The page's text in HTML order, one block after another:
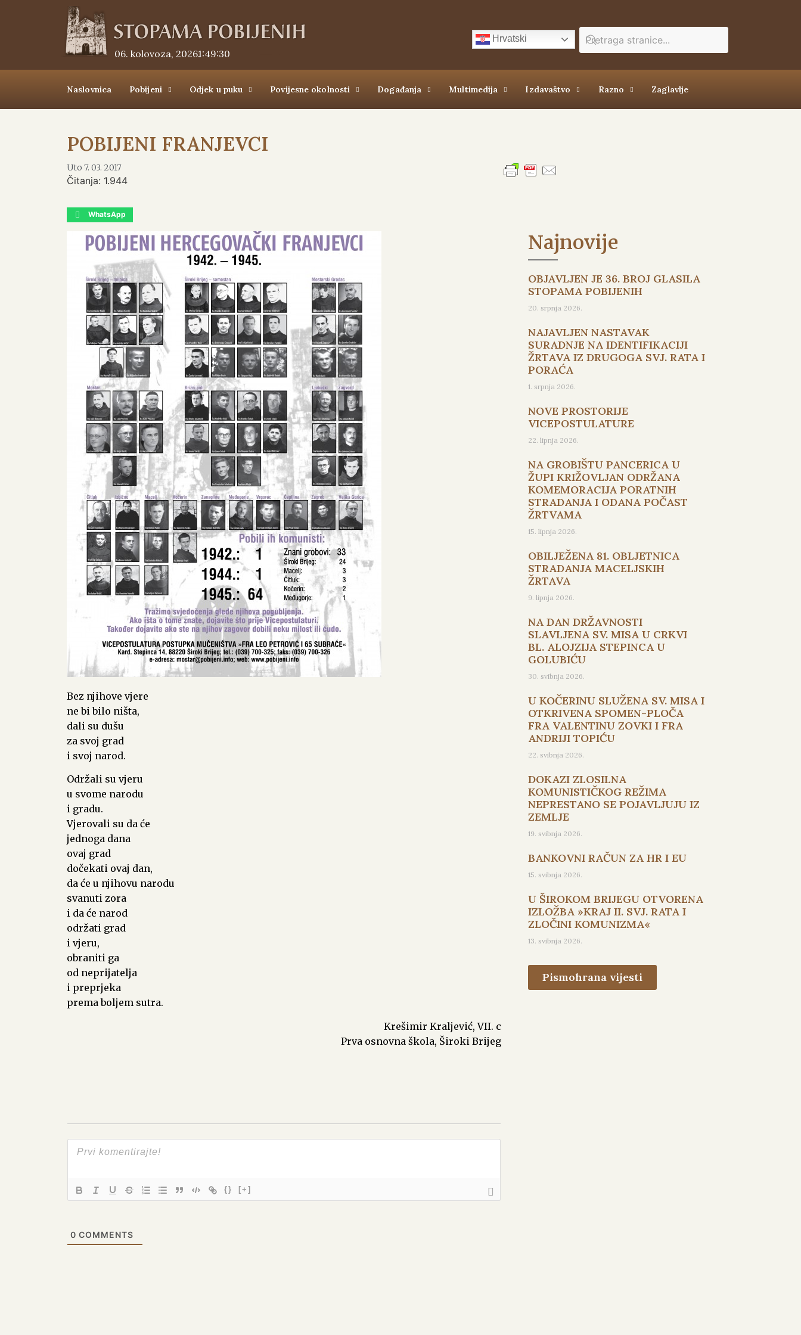
Hrvatski
06. kolovoza, 2026.1:49:30
Naslovnica Pobijeni Odjek u puku Povijesne okolnosti Događanja Multimedija Izdavaštvo Razno Zaglavlje
POBIJENI FRANJEVCI
Uto 7. 03. 2017
Čitanja: 1.944
WhatsApp
Bez njihove vjere
ne bi bilo ništa,
dali su dušu
za svoj grad
i svoj narod.
Održali su vjeru
u svome narodu
i gradu.
Vjerovali su da će
jednoga dana
ovaj grad
dočekati ovaj dan,
da će u njihovu narodu
svanuti zora
i da će narod
održati grad
i vjeru,
obraniti ga
od neprijatelja
i preprjeka
prema boljem sutra.
Krešimir Kraljević, VII. c
Prva osnovna škola, Široki Brijeg
{} [+]
0 COMMENTS
Najnovije
OBJAVLJEN JE 36. BROJ GLASILA
STOPAMA POBIJENIH
20. srpnja 2026.
NAJAVLJEN NASTAVAK
SURADNJE NA IDENTIFIKACIJI
ŽRTAVA IZ DRUGOGA SVJ. RATA I
PORAĆA
1. srpnja 2026.
NOVE PROSTORIJE
VICEPOSTULATURE
22. lipnja 2026.
NA GROBIŠTU PANCERICA U
ŽUPI KRIŽOVLJAN ODRŽANA
KOMEMORACIJA PORATNIH
STRADANJA I ODANA POČAST
ŽRTVAMA
15. lipnja 2026.
OBILJEŽENA 81. OBLJETNICA
STRADANJA MACELJSKIH
ŽRTAVA
9. lipnja 2026.
NA DAN DRŽAVNOSTI
SLAVLJENA SV. MISA U CRKVI
BL. ALOJZIJA STEPINCA U
GOLUBIĆU
30. svibnja 2026.
U KOČERINU SLUŽENA SV. MISA I
OTKRIVENA SPOMEN-PLOČA
FRA VALENTINU ZOVKI I FRA
ANDRIJI TOPIĆU
22. svibnja 2026.
DOKAZI ZLOSILNA
KOMUNISTIČKOG REŽIMA
NEPRESTANO SE POJAVLJUJU IZ
ZEMLJE
19. svibnja 2026.
BANKOVNI RAČUN ZA HR I EU
15. svibnja 2026.
U ŠIROKOM BRIJEGU OTVORENA
IZLOŽBA »KRAJ II. SVJ. RATA I
ZLOČINI KOMUNIZMA«
13. svibnja 2026.
Pismohrana vijesti